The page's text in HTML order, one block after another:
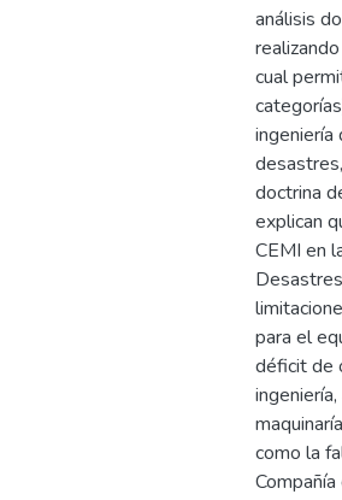
análisis
cual
doctrina
explican
CEMI en
para el
déficit de
como la